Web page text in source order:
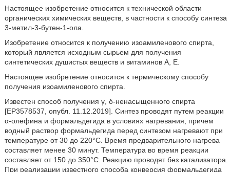
Настоящее изобретение относится к технической области
органических химических веществ, в частности к способу синтеза
3-метил-3-бутен-1-ола.
Изобретение относится к получению изоамиленового спирта,
который является исходным сырьем для получения
синтетических душистых веществ и витаминов А, Е.
Настоящее изобретение относится к термическому способу
получения изоамиленового спирта.
Известен способ получения γ, δ-ненасыщенного спирта
[ЕР3578537, опубл. 11.12.2019]. Синтез проводят путем реакции
α-олефина и формальдегида в условиях нагревания, причем
водный раствор формальдегида перед синтезом нагревают при
температуре от 30 до 220°С. Время предварительного нагрева
составляет менее 30 минут. Температура во время реакции
составляет от 150 до 350°С. Реакцию проводят без катализатора.
При реализации известного способа конверсия формальдегида